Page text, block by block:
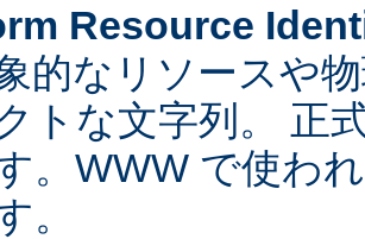
Resource
的なリソースや
トな文字列。 正
。WWW で使わ
。